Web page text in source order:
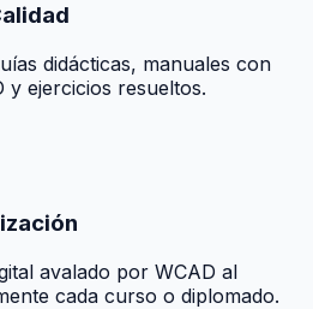
didácticas, manuales con
y ejercicios resueltos.
avalado por WCAD al
cada curso o diplomado.